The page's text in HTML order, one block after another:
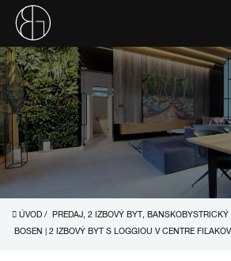
ÚVOD / PREDAJ, 2 IZBOVÝ BYT, BANSKOBYSTRICKÝ
BOSEN | 2 IZBOVÝ BYT S LOGGIOU V CENTRE